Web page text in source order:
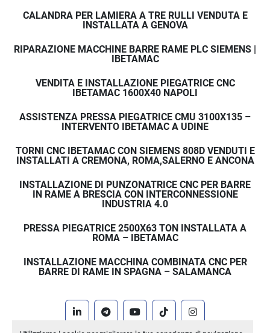
CALANDRA PER LAMIERA A TRE RULLI VENDUTA E
INSTALLATA A GENOVA
RIPARAZIONE MACCHINE BARRE RAME PLC SIEMENS |
IBETAMAC
VENDITA E INSTALLAZIONE PIEGATRICE CNC
IBETAMAC 1600X40 NAPOLI
ASSISTENZA PRESSA PIEGATRICE CMU 3100X135 –
INTERVENTO IBETAMAC A UDINE
TORNI CNC IBETAMAC CON SIEMENS 808D VENDUTI E
INSTALLATI A CREMONA, ROMA,SALERNO E ANCONA
INSTALLAZIONE DI PUNZONATRICE CNC PER BARRE
IN RAME A BRESCIA CON INTERCONNESSIONE
INDUSTRIA 4.0
PRESSA PIEGATRICE 2500X63 TON INSTALLATA A
ROMA – IBETAMAC
INSTALLAZIONE MACCHINA COMBINATA CNC PER
BARRE DI RAME IN SPAGNA – SALAMANCA
linkedintelegramyoutubetiktok instagram